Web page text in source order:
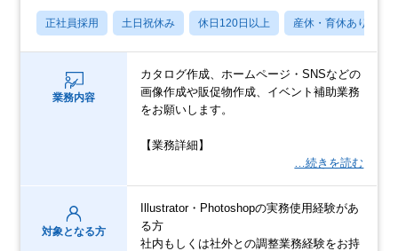
正社員採用 土日祝休み 休日120日以上 産休・育休あり
業務内容
カタログ作成、ホームページ・SNSなどの
画像作成や販促物作成、イベント補助業務
をお願いします。
【業務詳細】
…続きを読む
対象となる方
Illustrator・Photoshopの実務使用経験があ
る方
社内もしくは社外との調整業務経験をお持